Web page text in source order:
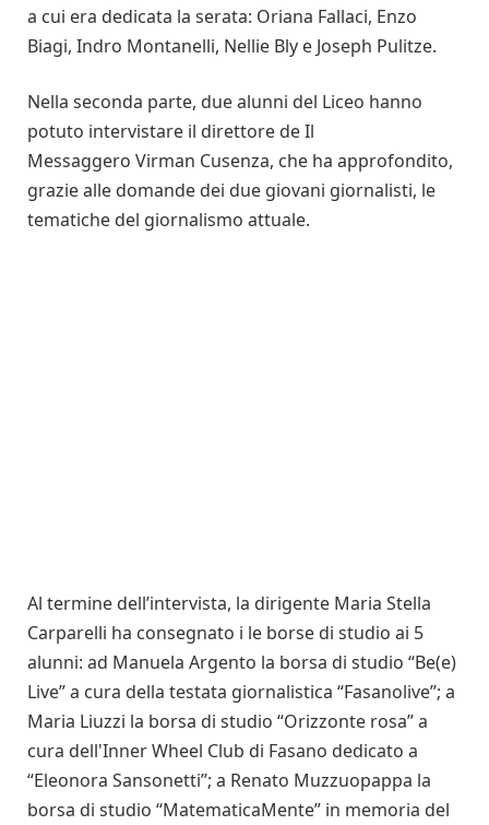
a cui era dedicata la serata: Oriana Fallaci, Enzo
Biagi, Indro Montanelli, Nellie Bly e Joseph Pulitze.
Nella seconda parte, due alunni del Liceo hanno
potuto intervistare il direttore de Il
Messaggero Virman Cusenza, che ha approfondito,
grazie alle domande dei due giovani giornalisti, le
tematiche del giornalismo attuale.
Al termine dell’intervista, la dirigente Maria Stella
Carparelli ha consegnato i le borse di studio ai 5
alunni: ad Manuela Argento la borsa di studio “Be(e)
Live” a cura della testata giornalistica “Fasanolive”; a
Maria Liuzzi la borsa di studio “Orizzonte rosa” a
cura dell'Inner Wheel Club di Fasano dedicato a
“Eleonora Sansonetti”; a Renato Muzzuopappa la
borsa di studio “MatematicaMente” in memoria del